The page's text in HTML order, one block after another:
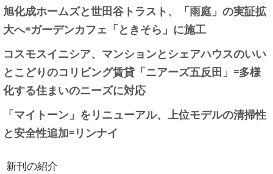
旭化成ホームズと世田谷トラスト、「雨庭」の実証拡
大へ=ガーデンカフェ「ときそら」に施工
コスモスイニシア、マンションとシェアハウスのいい
とこどりのコリビング賃貸「ニアーズ五反田」=多様
化する住まいのニーズに対応
「マイトーン」をリニューアル、上位モデルの清掃性
と安全性追加=リンナイ
新刊の紹介